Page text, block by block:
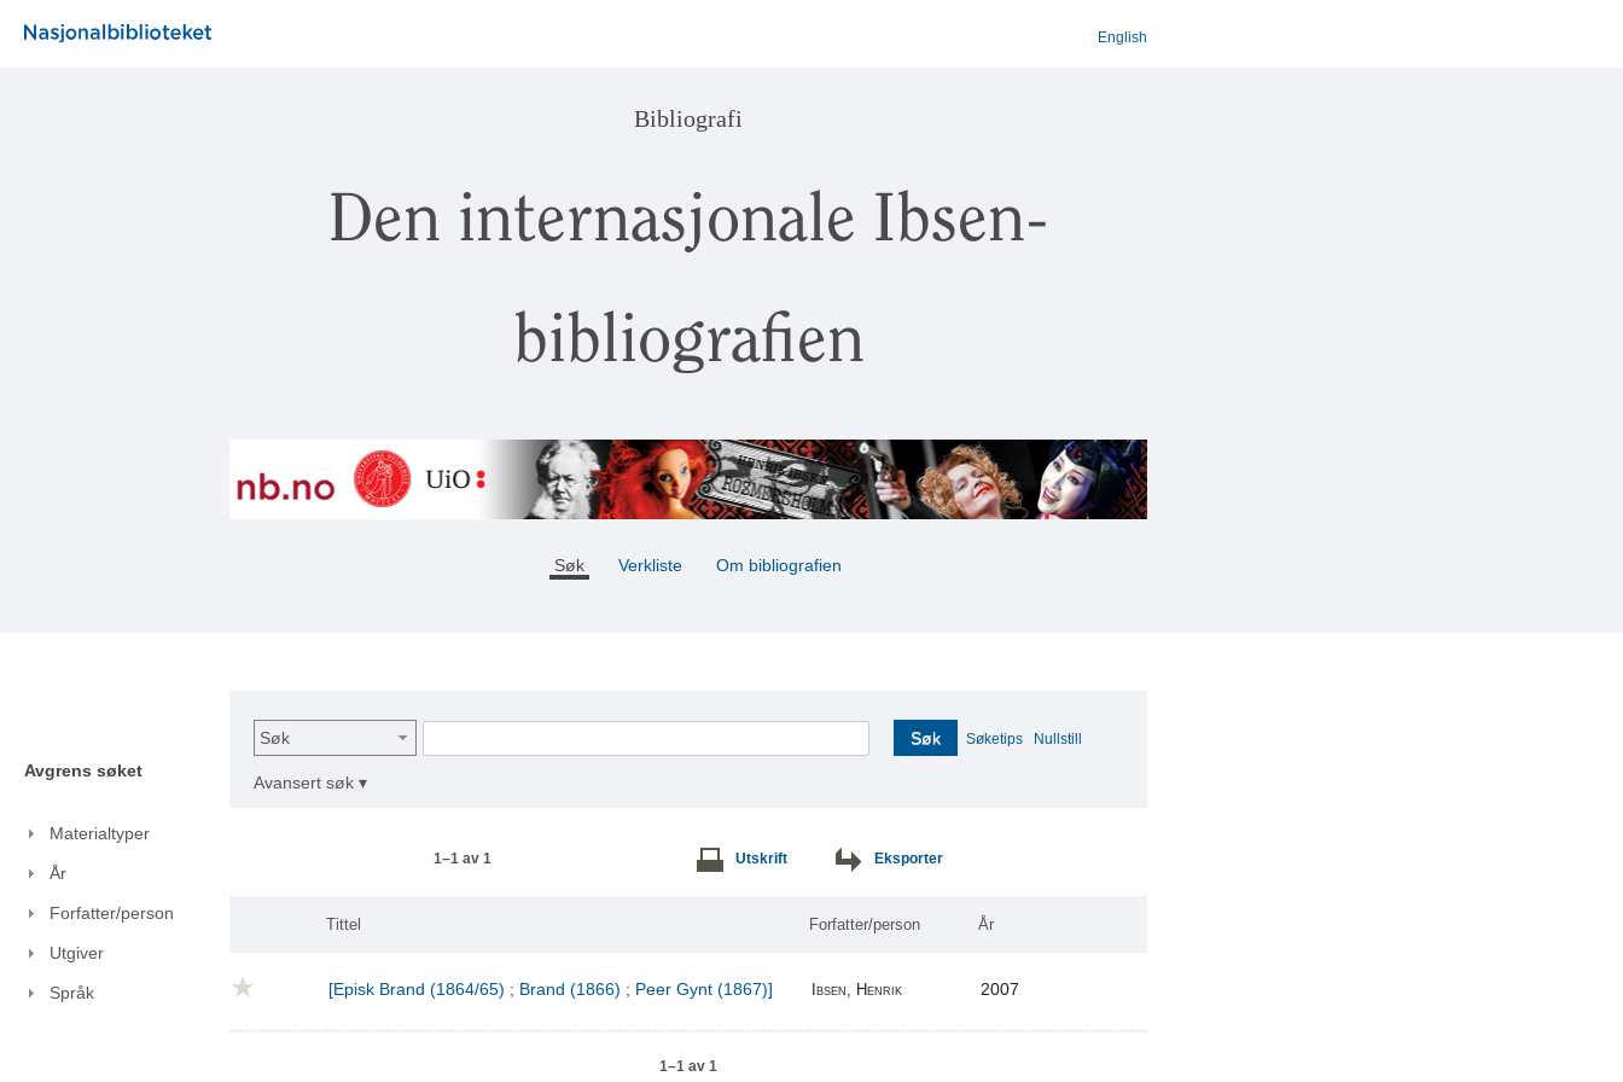
English
Bibliografi
Den internasjonale Ibsen-
bibliografien
Søk Verkliste Om bibliografien
Avgrens søket
Materialtyper
År
Forfatter/person
Utgiver
Språk
Søk Søk Søketips Nullstill
Avansert søk ▾
1–1 av 1 Utskrift Eksporter
Tittel Forfatter/person År
[Episk Brand (1864/65) ; Brand (1866) ; Peer Gynt (1867)] Ibsen, Henrik 2007
1–1 av 1